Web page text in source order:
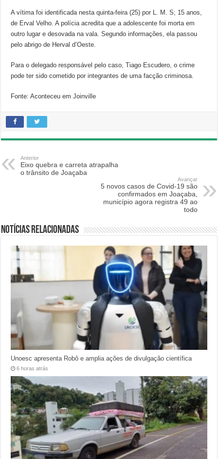
A vítima foi identificada nesta quinta-feira (25) por L. M. S; 15 anos,
de Erval Velho. A polícia acredita que a adolescente foi morta em
outro lugar e desovada na vala. Segundo informações, ela passou
pelo abrigo de Herval d’Oeste.
Para o delegado responsável pelo caso, Tiago Escudero, o crime
pode ter sido cometido por integrantes de uma facção criminosa.
Fonte: Aconteceu em Joinville
Anterior
Eixo quebra e carreta atrapalha
o trânsito de Joaçaba
Avançar
5 novos casos de Covid-19 são
confirmados em Joaçaba,
município agora registra 49 ao
todo
Notícias relacionadas
Unoesc apresenta Robô e amplia ações de divulgação científica
6 horas atrás